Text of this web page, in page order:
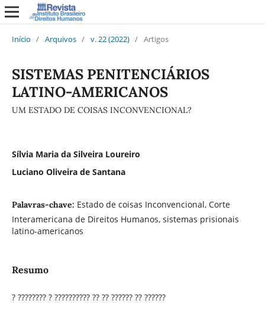
Início / Arquivos / v. 22 (2022) / Artigos
SISTEMAS PENITENCIÁRIOS
LATINO-AMERICANOS
UM ESTADO DE COISAS INCONVENCIONAL?
Sílvia Maria da Silveira Loureiro
Luciano Oliveira de Santana
Palavras-chave: Estado de coisas Inconvencional, Corte
Interamericana de Direitos Humanos, sistemas prisionais
latino-americanos
Resumo
? ???????? ? ?????????? ?? ?? ?????? ?? ??????